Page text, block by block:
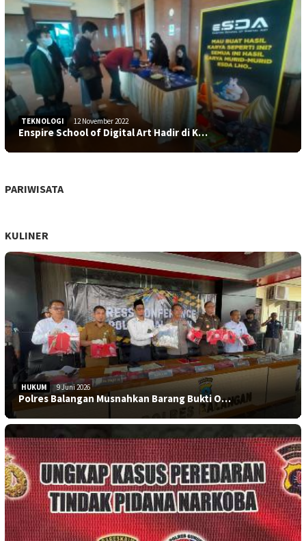
TEKNOLOGI 12 November 2022
Enspire School of Digital Art Hadir di K…
PARIWISATA
KULINER
HUKUM 9 Juni 2026
Polres Balangan Musnahkan Barang Bukti O…